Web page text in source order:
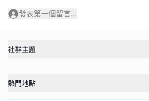
發表第一個留言...
社群主題
熱門地點